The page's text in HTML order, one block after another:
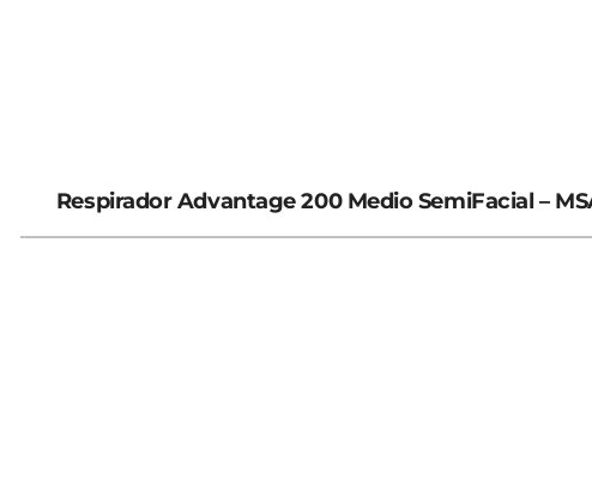
Respirador Advantage 200 Medio SemiFacial –